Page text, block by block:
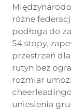
różne
podłoga do
54 stopy,
przestrzeń
rutyn bez
rozmiar
uniesienia